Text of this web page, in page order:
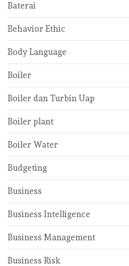
Baterai
Behavior Ethic
Body Language
Boiler
Boiler dan Turbin Uap
Boiler plant
Boiler Water
Budgeting
Business
Business Intelligence
Business Management
Business Risk